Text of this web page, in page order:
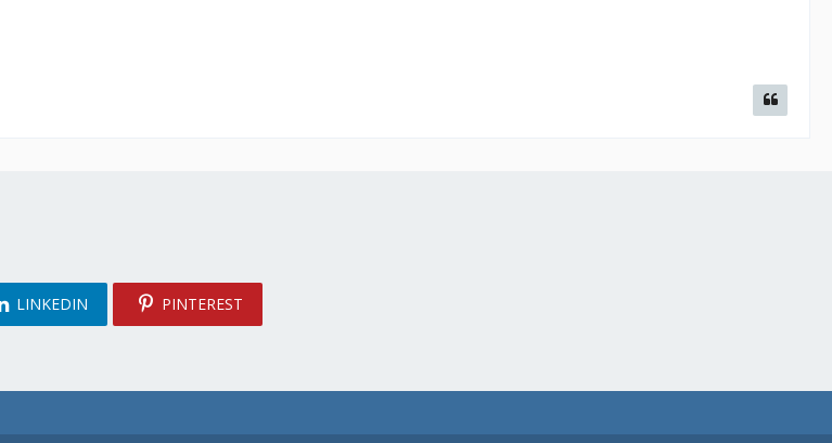
LINKEDIN PINTEREST